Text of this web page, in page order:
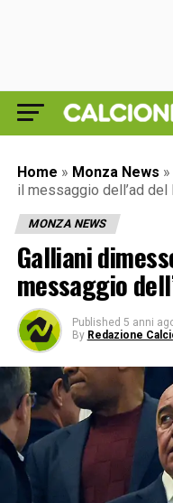
Home » Monza News »
il messaggio dell’ad del
MONZA NEWS
Galliani
messaggio
Published 5 anni
By Redazione